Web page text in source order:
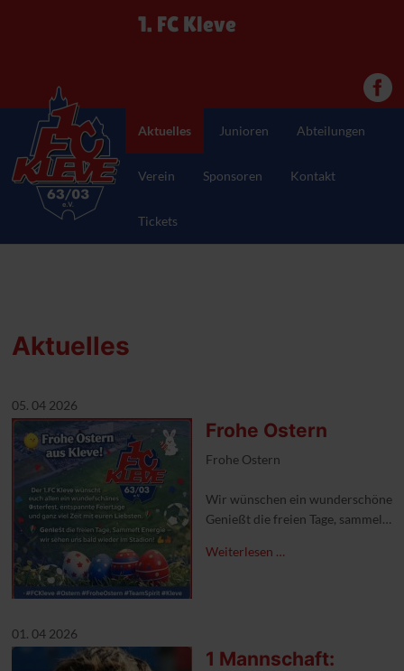
1. FC Kleve
Aktuelles Junioren Abteilungen
Verein Sponsoren Kontakt
Tickets
Aktuelles
05. 04 2026
Frohe Ostern
Frohe Ostern
Wir wünschen ein wunderschönes
Genießt die freien Tage, sammelt
#1FCKleve #froheostern
Weiterlesen …
01. 04 2026
1 Mannschaft: